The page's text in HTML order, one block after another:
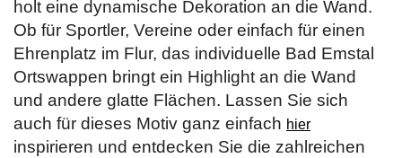
holt eine dynamische Dekoration an die Wand.
Ob für Sportler, Vereine oder einfach für einen
Ehrenplatz im Flur, das individuelle Bad Emstal
Ortswappen bringt ein Highlight an die Wand
und andere glatte Flächen. Lassen Sie sich
auch für dieses Motiv ganz einfach hier
inspirieren und entdecken Sie die zahlreichen